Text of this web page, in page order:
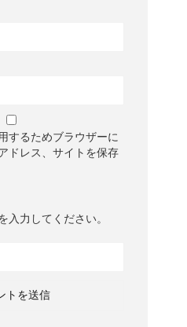
するためブラウザーに
ドレス、サイトを保存
入力してください。